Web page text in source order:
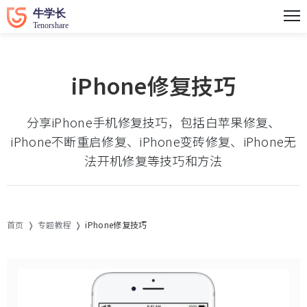
iPhone修复技巧
分享iPhone手机修复技巧，包括白苹果修复、
iPhone不断重启修复、iPhone变砖修复、iPhone无
法开机修复等技巧和方法
首页 专题教程 iPhone修复技巧